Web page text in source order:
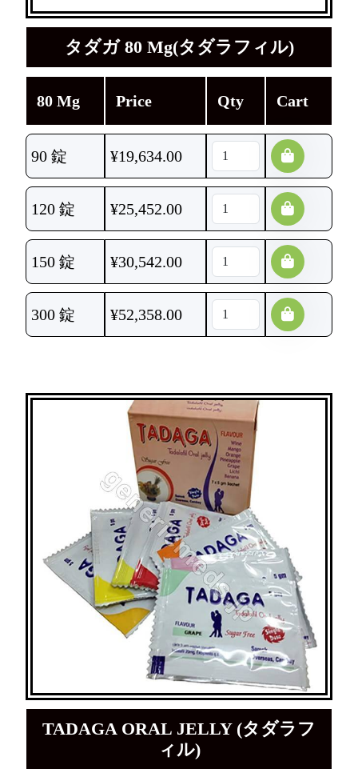
タダガ 80 Mg(タダラフィル)
80 Mg Price Qty Cart
90 錠 ¥19,634.00
120 錠 ¥25,452.00
150 錠 ¥30,542.00
300 錠 ¥52,358.00
TADAGA ORAL JELLY (タダラフ
ィル)